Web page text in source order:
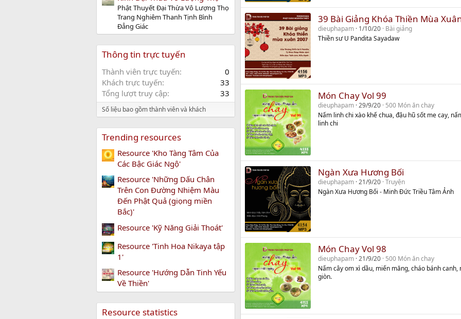
Phật Thuyết Đại Thừa Vô Lượng Thọ
Trang Nghiêm Thanh Tịnh Bình
Đẳng Giác
Thông tin trực tuyến
Thành viên trực tuyến
0
Khách trực tuyến
33
Tổng lượt truy cập
33
Số liệu bao gồm thành viên và khách
Trending resources
Resource 'Kho Tàng Tâm Của
Các Bậc Giác Ngộ'
Resource 'Những Dấu Chân
Trên Con Đường Nhiệm Màu
Đến Phật Quả (giọng miền
Bắc)'
Resource 'Kỹ Năng Giải Thoát'
Resource 'Tinh Hoa Nikaya tập
1'
Resource 'Hướng Dẫn Tinh Yếu
Về Thiền'
Resource statistics
39 Bài Giảng Khóa Thiền Mùa
dieuphapam 1/10/20 Bài giảng
Thiền sư U Pandita Sayadaw
Món Chay Vol 99
dieuphapam 29/9/20 500 Món ăn chay
Nấm linh chi xào khế chua, đậu hũ sốt me cay,
linh chi
Ngàn Xưa Hương Bối
dieuphapam 21/9/20 Truyện
Ngàn Xưa Hương Bối - Minh Đức Triều Tâm Ảnh
Món Chay Vol 98
dieuphapam 21/9/20 500 Món ăn chay
Nấm cây om xì dầu, miến măng, cháo bánh
giòn.